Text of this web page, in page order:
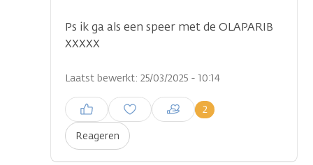
Ps ik ga als een speer met de OLAPARIB
XXXXX
Laatst bewerkt: 25/03/2025 - 10:14
Reageren
2
Inloggen om een reactie te
plaatsen